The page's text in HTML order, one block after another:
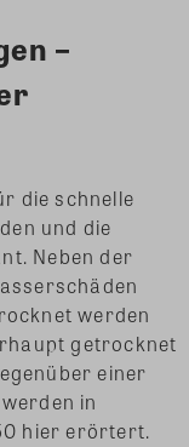
–
die schnelle
und die
Neben der
werden
getrocknet
einer
in
hier erörtert.